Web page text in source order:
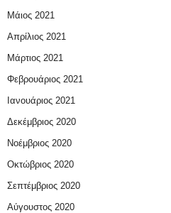
Μάιος 2021
Απρίλιος 2021
Μάρτιος 2021
Φεβρουάριος 2021
Ιανουάριος 2021
Δεκέμβριος 2020
Νοέμβριος 2020
Οκτώβριος 2020
Σεπτέμβριος 2020
Αύγουστος 2020